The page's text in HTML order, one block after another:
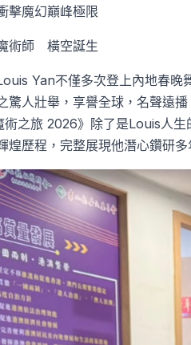
擊魔幻巔峰極限
術師 橫空誕生
Yan不僅多次登上內地春晚
驚人壯舉，享譽全球，名聲遠
術之旅 2026》除了是Louis人生
煌歷程，完整展現他潛心鑽研